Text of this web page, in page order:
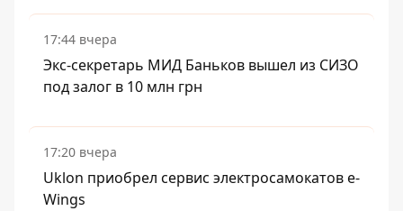
17:44 вчера
Экс-секретарь МИД Баньков вышел из СИЗО
под залог в 10 млн грн
17:20 вчера
Uklon приобрел сервис электросамокатов e-
Wings